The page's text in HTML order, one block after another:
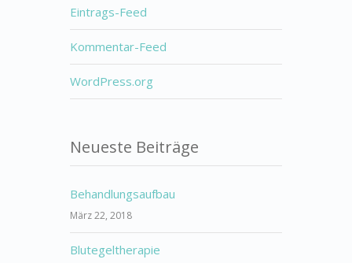
Eintrags-Feed
Kommentar-Feed
WordPress.org
Neueste Beiträge
Behandlungsaufbau
März 22, 2018
Blutegeltherapie